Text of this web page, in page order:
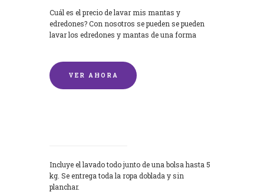
Cuál es el precio de lavar mis mantas y
edredones? Con nosotros se pueden se pueden
lavar los edredones y mantas de una forma
VER AHORA
Incluye el lavado todo junto de una bolsa hasta 5
kg. Se entrega toda la ropa doblada y sin
planchar.